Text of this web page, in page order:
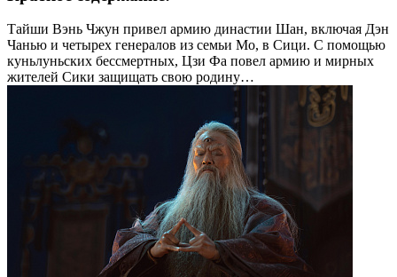
Тайши Вэнь Чжун привел армию династии Шан, включая Дэн
Чанью и четырех генералов из семьи Мо, в Сици. С помощью
куньлуньских бессмертных, Цзи Фа повел армию и мирных
жителей Сики защищать свою родину…